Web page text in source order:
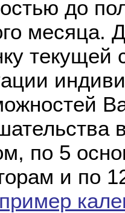
до
месяца.
текущей
по 5
и по
пример